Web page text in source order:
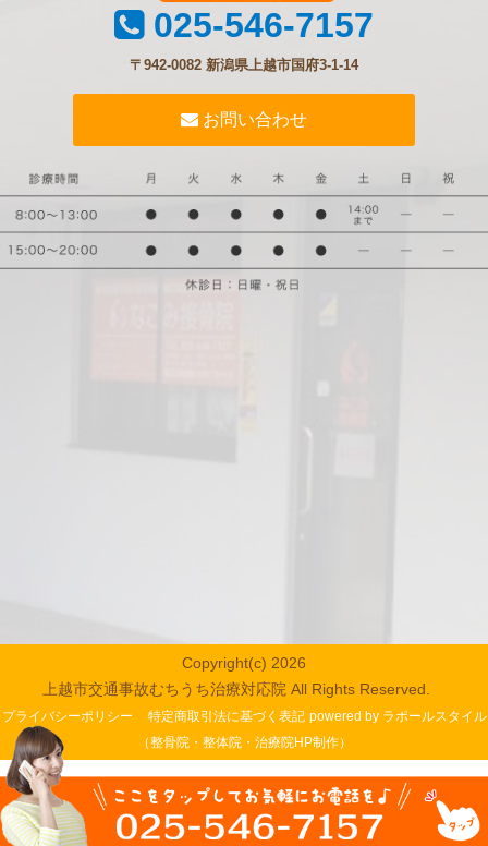
025-546-7157
〒942-0082 新潟県上越市国府3-1-14
お問い合わせ
Copyright(c) 2026
上越市交通事故むちうち治療対応院 All Rights Reserved.
プライバシーポリシー 特定商取引法に基づく表記 powered by ラポールスタイル
（整骨院・整体院・治療院HP制作）